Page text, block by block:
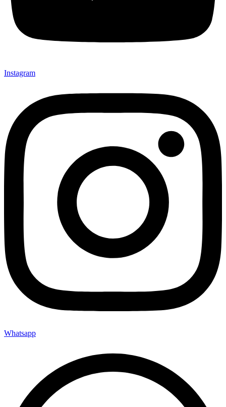
Instagram
Whatsapp